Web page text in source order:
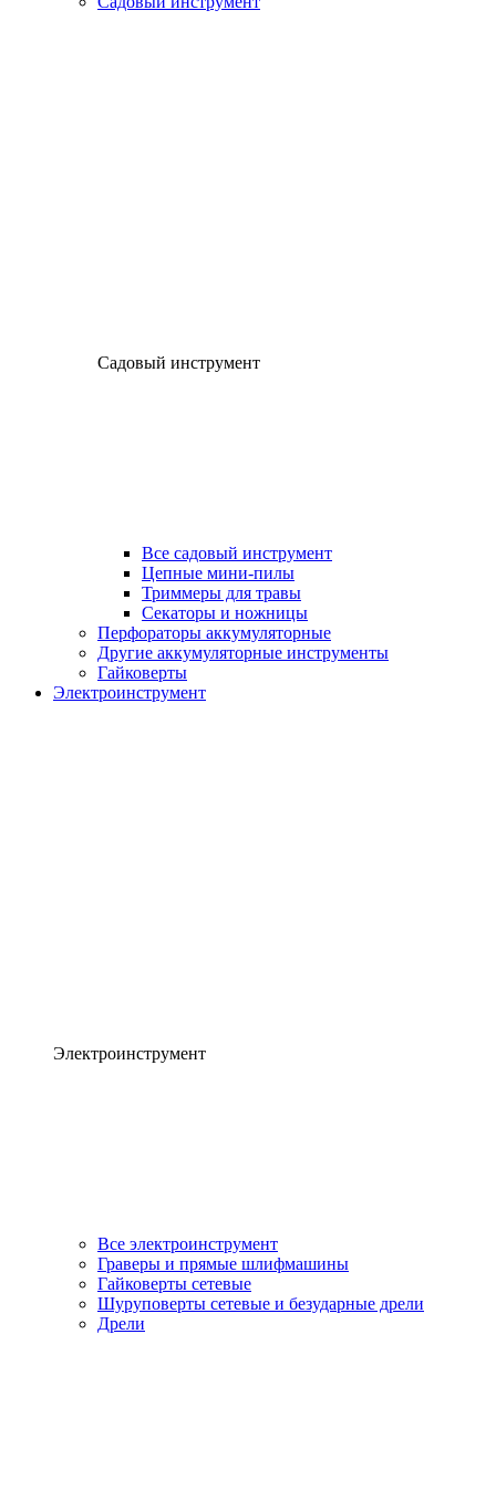
Садовый инструмент
Все садовый инструмент
Цепные мини-пилы
Триммеры для травы
Секаторы и ножницы
Перфораторы аккумуляторные
Другие аккумуляторные инструменты
Гайковерты
Электроинструмент
Электроинструмент
Все электроинструмент
Граверы и прямые шлифмашины
Гайковерты сетевые
Шуруповерты сетевые и безударные дрели
Дрели